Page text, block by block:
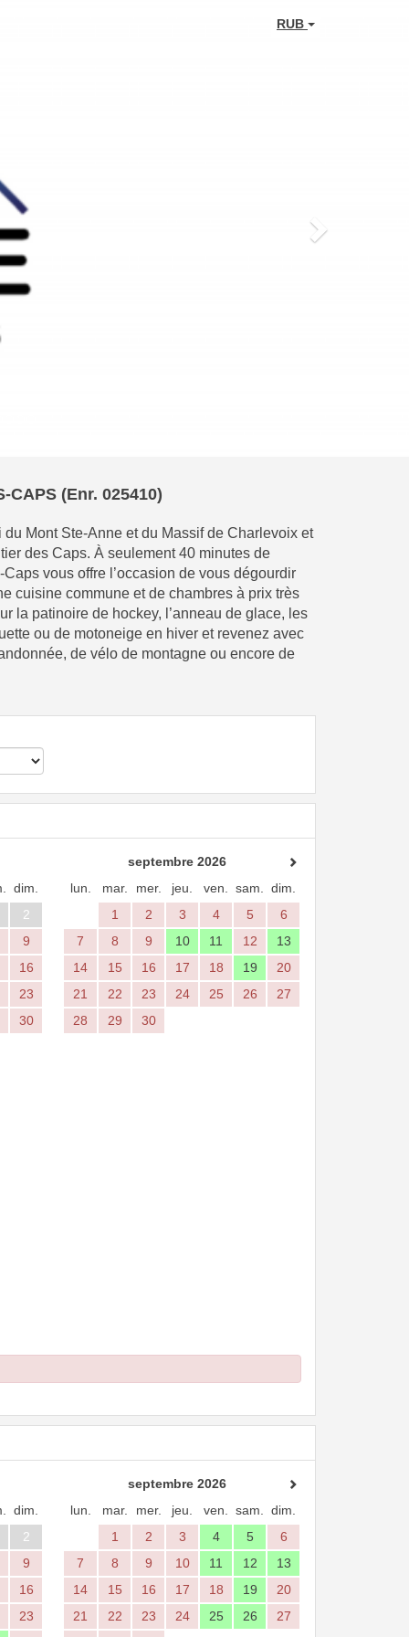
RUB
CAPS (Enr. 025410)
Mont Ste-Anne et du Massif de Charlevoix et
des Caps. À seulement 40 minutes de
vous offre l’occasion de vous dégourdir
cuisine commune et de chambres à prix très
la patinoire de hockey, l’anneau de glace, les
ou de motoneige en hiver et revenez avec
de vélo de montagne ou encore de
dim.
2
9
16
23
30
septembre 2026
lun.
mar. mer. jeu. ven. sam.
dim.
1
2 3 4 5
6
7
8 9 10 11 12
13
14
15 16 17 18 19
20
21
22 23 24 25 26
27
28
29 30
dim.
2
9
16
23
septembre 2026
lun.
mar. mer. jeu. ven. sam.
dim.
1
2 3 4 5
6
7
8 9 10 11 12
13
14
15 16 17 18 19
20
21
22 23 24 25 26
27